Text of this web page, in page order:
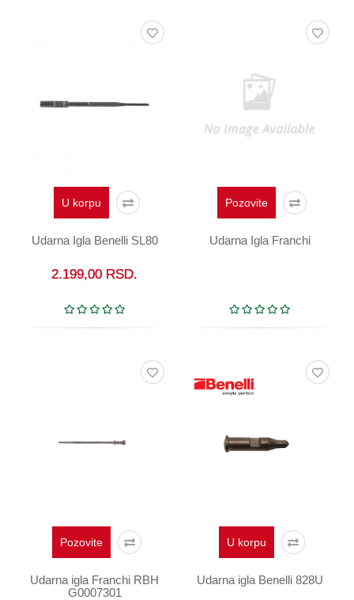
U korpu
Udarna Igla Benelli SL80
2.199,00 RSD.
Pozovite
Udarna Igla Franchi
Pozovite
Udarna igla Franchi RBH
G0007301
U korpu
Udarna igla Benelli 828U